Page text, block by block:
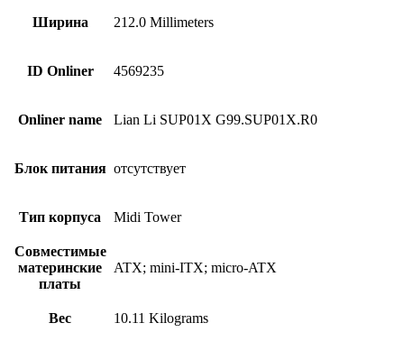
Ширина 212.0 Millimeters
ID Onliner 4569235
Onliner name Lian Li SUP01X G99.SUP01X.R0
Блок питания отсутствует
Тип корпуса Midi Tower
Совместимые
материнские
платы
ATX; mini-ITX; micro-ATX
Вес 10.11 Kilograms